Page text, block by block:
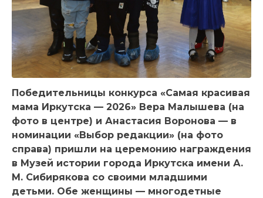
Победительницы конкурса «Самая красивая
мама Иркутска — 2026» Вера Малышева (на
фото в центре) и Анастасия Воронова — в
номинации «Выбор редакции» (на фото
справа) пришли на церемонию награждения
в Музей истории города Иркутска имени А.
М. Сибирякова со своими младшими
детьми. Обе женщины — многодетные